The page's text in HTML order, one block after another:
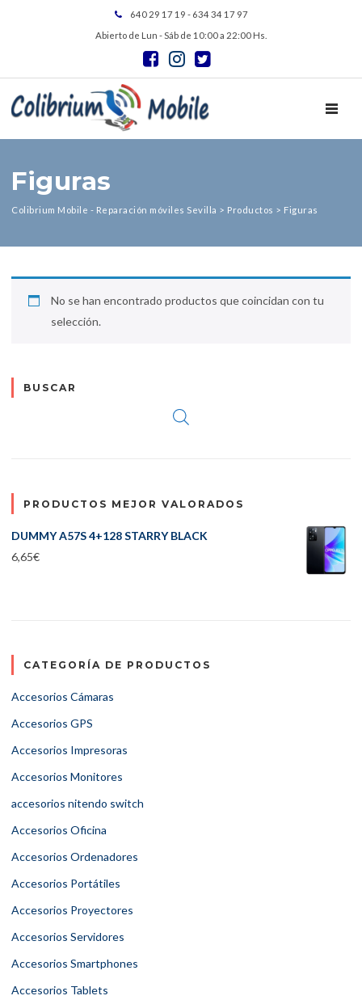
640 29 17 19 - 634 34 17 97
Abierto de Lun - Sáb de 10:00 a 22:00 Hs.
Figuras
Colibrium Mobile - Reparación móviles Sevilla > Productos > Figuras
No se han encontrado productos que coincidan con tu
selección.
BUSCAR
PRODUCTOS MEJOR VALORADOS
DUMMY A57S 4+128 STARRY BLACK
6,65€
CATEGORÍA DE PRODUCTOS
Accesorios Cámaras
Accesorios GPS
Accesorios Impresoras
Accesorios Monitores
accesorios nitendo switch
Accesorios Oficina
Accesorios Ordenadores
Accesorios Portátiles
Accesorios Proyectores
Accesorios Servidores
Accesorios Smartphones
Accesorios Tablets